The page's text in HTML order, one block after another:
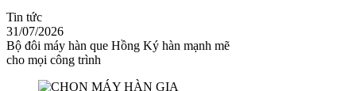
Tin tức
31/07/2026
Bộ đôi máy hàn que Hồng Ký hàn mạnh mẽ
cho mọi công trình